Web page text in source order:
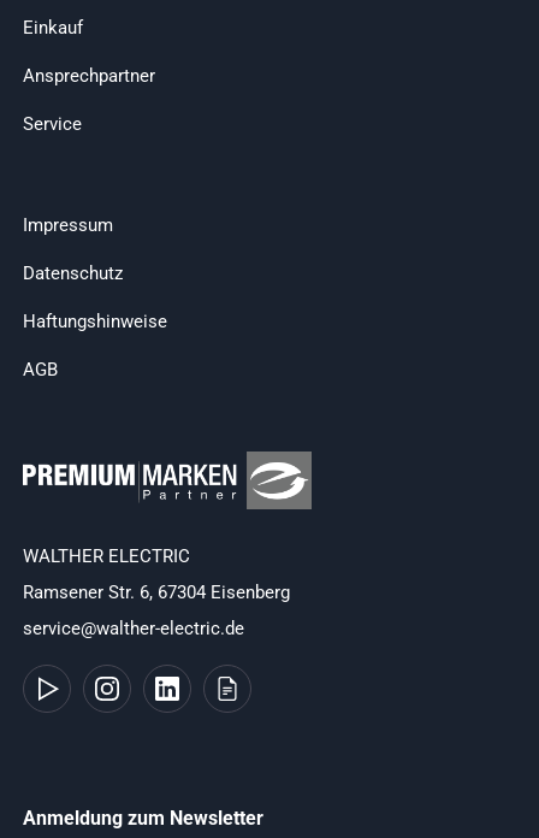
Einkauf
Ansprechpartner
Service
Impressum
Datenschutz
Haftungshinweise
AGB
WALTHER ELECTRIC
Ramsener Str. 6, 67304 Eisenberg
service@walther-electric.de
Anmeldung zum Newsletter